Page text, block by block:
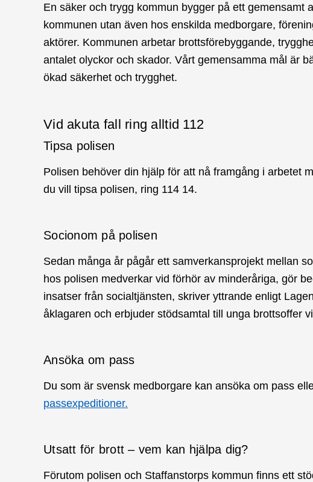
En säker och trygg kommun bygger på ett gemensamt
kommunen utan även hos enskilda medborgare,
aktörer. Kommunen arbetar brottsförebyggande,
antalet olyckor och skador. Vårt gemensamma mål är
ökad säkerhet och trygghet.
Vid akuta fall ring alltid 112
Tipsa polisen
Polisen behöver din hjälp för att nå framgång i arbetet
du vill tipsa polisen, ring 114 14.
Socionom på polisen
Sedan många år pågår ett samverkansprojekt mellan
hos polisen medverkar vid förhör av minderåriga, gör
insatser från socialtjänsten, skriver yttrande enligt
åklagaren och erbjuder stödsamtal till unga brottsoffer
Ansöka om pass
Du som är svensk medborgare kan ansöka om pass
passexpeditioner.
Utsatt för brott – vem kan hjälpa dig?
Förutom polisen och Staffanstorps kommun finns ett